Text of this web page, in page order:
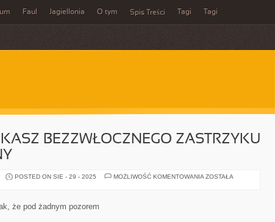
Faul Jagiellonia O tym Spis Treści Tagi Tagi
BEZZWŁOCZNEGO ZASTRZYKU
POSTED ON SIE - 29 - 2025 MOŻLIWOŚĆ KOMENTOWANIA JEŻELI
ZOSTAŁA
że pod żadnym pozorem